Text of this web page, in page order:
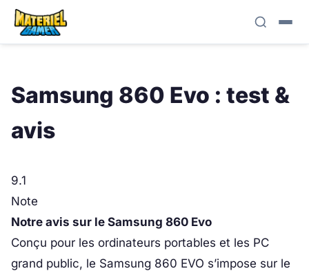
Samsung 860 Evo : test &
avis
9.1
Note
Notre avis sur le Samsung 860 Evo
Conçu pour les ordinateurs portables et les PC
grand public, le Samsung 860 EVO s’impose sur le